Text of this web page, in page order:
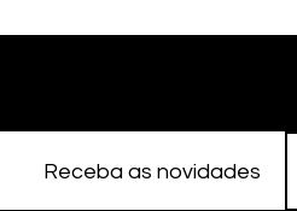
Receba as novidades